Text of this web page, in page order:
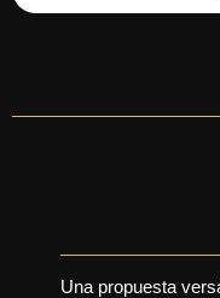
Una propuesta